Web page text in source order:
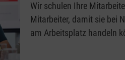
Wir schulen Ihre
Mitarbeiter, damit sie bei
am Arbeitsplatz handeln